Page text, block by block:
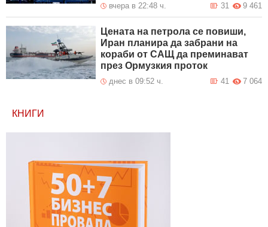
вчера в 22:48 ч. 9 461
31
Цената на петрола се повиши,
Иран планира да забрани на
кораби от САЩ да преминават
през Ормузкия проток
днес в 09:52 ч. 7 064
41
КНИГИ